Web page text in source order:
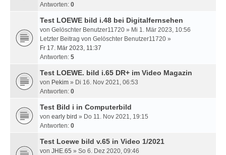
Antworten: 0
Test LOEWE bild i.48 bei Digitalfernsehen
von Gelöschter Benutzer11720 » Mi 1. Mär 2023, 10:56
Letzter Beitrag von Gelöschter Benutzer11720 »
Fr 17. Mär 2023, 11:37
Antworten: 5
Test LOEWE. bild i.65 DR+ im Video Magazin
von Pekim » Di 16. Nov 2021, 06:53
Antworten: 0
Test Bild i in Computerbild
von early bird » Do 11. Nov 2021, 19:15
Antworten: 0
Test Loewe bild v.65 in Video 1/2021
von JHE.65 » So 6. Dez 2020, 09:46